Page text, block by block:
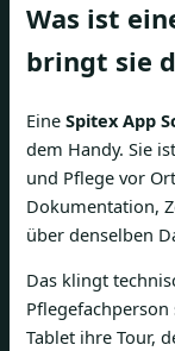
Was ist
bringt sie
Eine Spitex App
dem Handy. Sie
und Pflege vor
Dokumentation,
über denselben
Das klingt
Tablet ihre Tour,